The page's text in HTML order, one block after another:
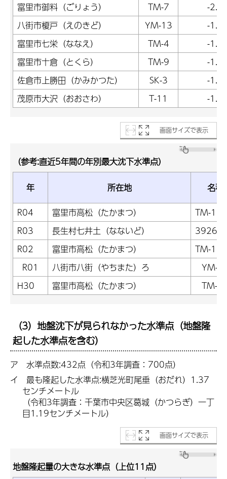
富里市御料（ごりょう）
TM-7
-
八街市榎戸（えのきど）
YM-13
-
富里市七栄（ななえ）
TM-4
-
富里市十倉（とくら）
TM-9
-
佐倉市上勝田（かみかつた）
SK-3
-
茂原市大沢（おおさわ）
T-11 -
画面サイズで表示
（参考:直近5年間の年別最大沈下水準点）
年 所在地
名称
R04
富里市高松（たかまつ）
TM-18
R03
長生村七井土（なないど）
3926
R02
富里市高松（たかまつ）
TM-18
R01
八街市八街（やちまた）ろ
YM-
H30
富里市高松（たかまつ） TM-
（3）地盤沈下が見られなかった水準点（地盤隆
起した水準点を含む）
ア 水準点数:432点（令和3年調査：700点）
イ 最も隆起した水準点:横芝光町尾垂（おだれ）1.37
センチメートル
（令和3年調査：千葉市中央区葛城（かつらぎ）一丁
目1.19センチメートル）
画面サイズで表示
地盤隆起量の大きな水準点（上位11点）